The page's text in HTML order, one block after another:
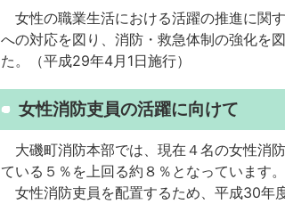
女性の職業生活における活躍の推進に関
への対応を図り、消防・救急体制の強化を
た。（平成29年4月1日施行）
女性消防吏員の活躍に向けて
大磯町消防本部では、現在４名の女性消
ている５％を上回る約８％となっています。
女性消防吏員を配置するため、平成30年